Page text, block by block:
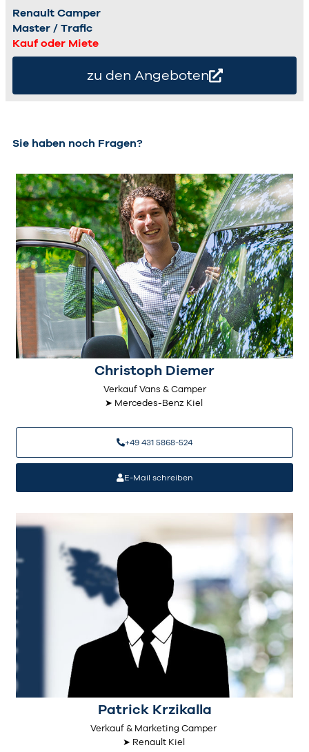
Renault Camper
Master / Trafic
Kauf oder Miete
zu den Angeboten
Sie haben noch Fragen?
Christoph Diemer
Verkauf Vans & Camper
➤ Mercedes-Benz Kiel
+49 431 5868-524
E-Mail schreiben
Patrick Krzikalla
Verkauf & Marketing Camper
➤ Renault Kiel